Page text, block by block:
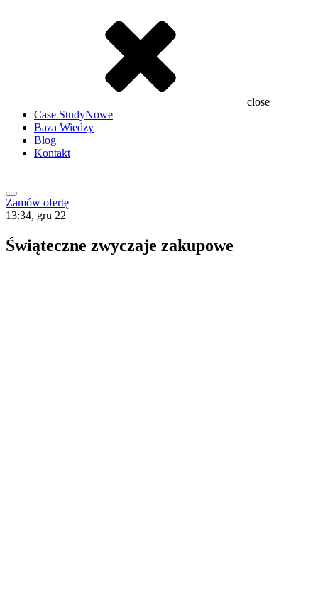
close
Case StudyNowe
Baza Wiedzy
Blog
Kontakt
Zamów ofertę
13:34, gru 22
Świąteczne zwyczaje zakupowe